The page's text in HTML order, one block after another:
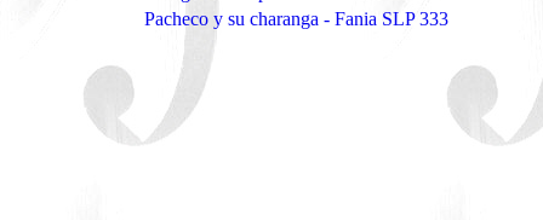
Pacheco y su charanga - Fania SLP 333